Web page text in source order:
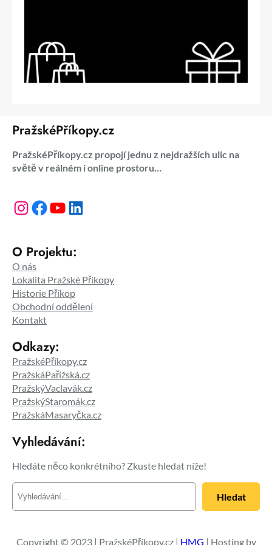
PražskéPříkopy.cz
PražskéPříkopy.cz propojí jednu z nejdražších ulic na
světě v reálném i online prostoru…
Instagram Facebook YouTube LinkedIn
O Projektu:
O nás
Lokalita Pražské Příkopy
Historie Příkop
Obchodní oddělení
Kontakt
Odkazy:
PražskéPříkopy.cz
PražskáPařížská.cz
PražskýVaclavák.cz
PražskýStaromák.cz
PražskáMasaryčka.cz
Vyhledávání:
Hledáte něco konkrétního? Zkuste hledat níže!
e
a
Hledat
Copyright © 2023 | PražskéPříkopy.cz | HMG | Hosting by